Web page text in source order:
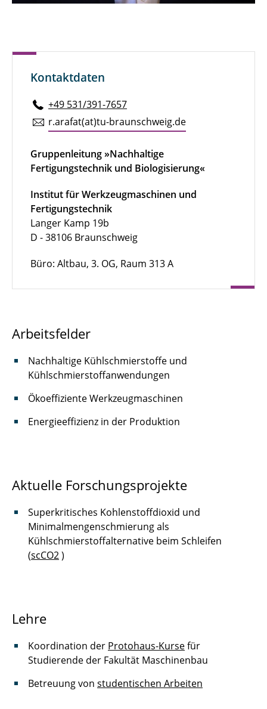
Pavan Krishna Jois
Lena-Marie Klöpper
Sophia Kohn
Lennart Kuhr
Laura Obermann
Paul Ohnesorge
Sandro Süß
Yin Hsuan Tsao
Edith Uhlig
Olaf Wojahn
Katharina Wolf
Zexu Zhang
Kontaktdaten
+49 531/391-7657
r.​arafat(at)tu-braun­schweig.de
Gruppenleitung »Nachhaltige
Fertigungstechnik und Biologisierung«
Institut für Werkzeugmaschinen und
Fertigungstechnik
Langer Kamp 19b
D - 38106 Braunschweig
Büro: Altbau, 3. OG, Raum 313 A
Arbeitsfelder
Nachhaltige Kühlschmierstoffe und
Kühlschmierstoffanwendungen
Ökoeffiziente Werkzeugmaschinen
Energieeffizienz in der Produktion
Aktuelle Forschungsprojekte
Superkritisches Kohlenstoffdioxid und
Minimalmengenschmierung als
Kühlschmierstoffalternative beim Schleifen
(scCO2)
Lehre
Koordination der Protohaus-Kursefür
Studierende der Fakultät Maschinenbau
Betreuung von studentischen Arbeiten